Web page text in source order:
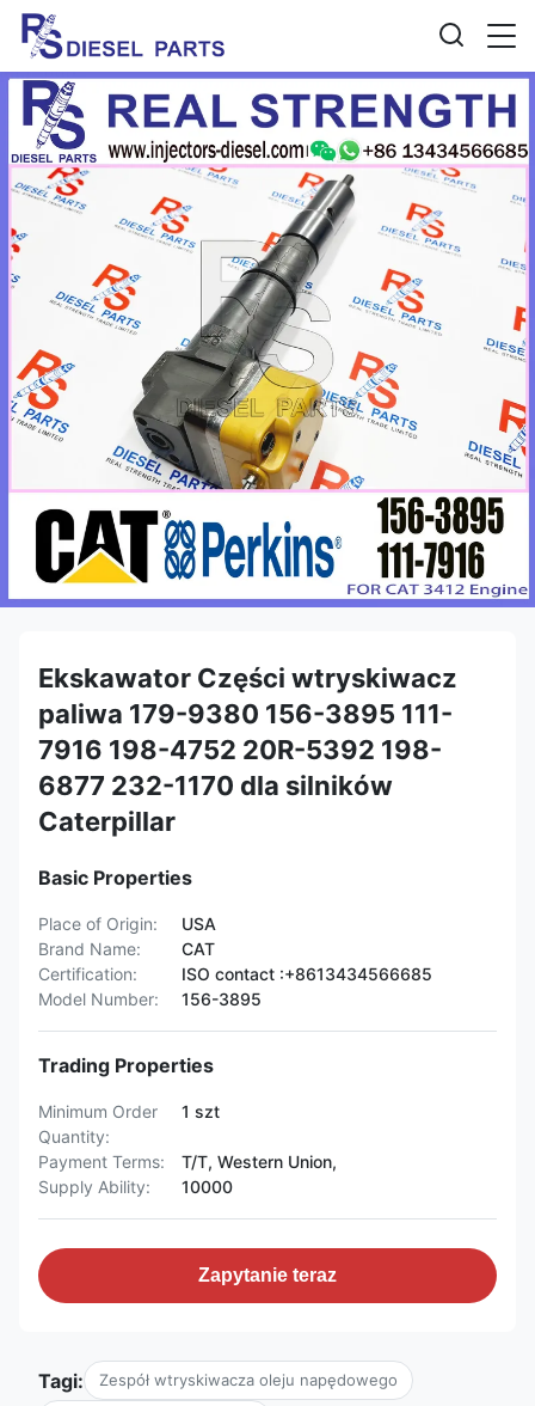
Ekskawator Części wtryskiwacz
paliwa 179-9380 156-3895 111-
7916 198-4752 20R-5392 198-
6877 232-1170 dla silników
Caterpillar
Basic Properties
Place of Origin:
USA
Brand Name:
CAT
Certification:
ISO contact :+8613434566685
Model Number:
156-3895
Trading Properties
Minimum Order
Quantity:
1 szt
Payment Terms:
T/T, Western Union,
Supply Ability:
10000
Zapytanie teraz
Tagi: Zespół wtryskiwacza oleju napędowego